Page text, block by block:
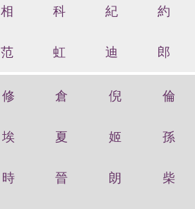
相 科 紀 約
范 虹 迪 郎
修 倉 倪 倫
埃 夏 姬 孫
時 晉 朗 柴